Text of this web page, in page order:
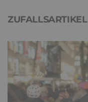
ZUFALLSARTIKEL